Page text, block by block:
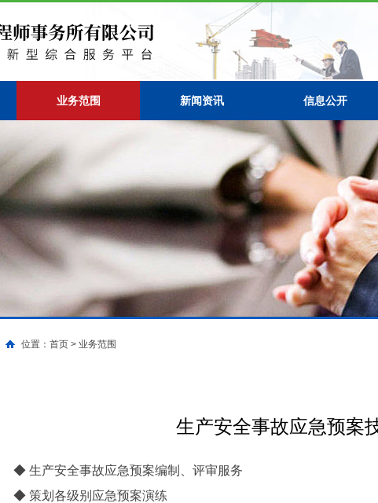
业务范围 新闻资讯 信息公开
位置： 首页 > 业务范围
生产安全事故应急预案
◆ 生产安全事故应急预案编制、评审服务
◆ 策划各级别应急预案演练